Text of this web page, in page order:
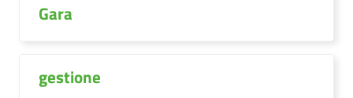
Gara
gestione